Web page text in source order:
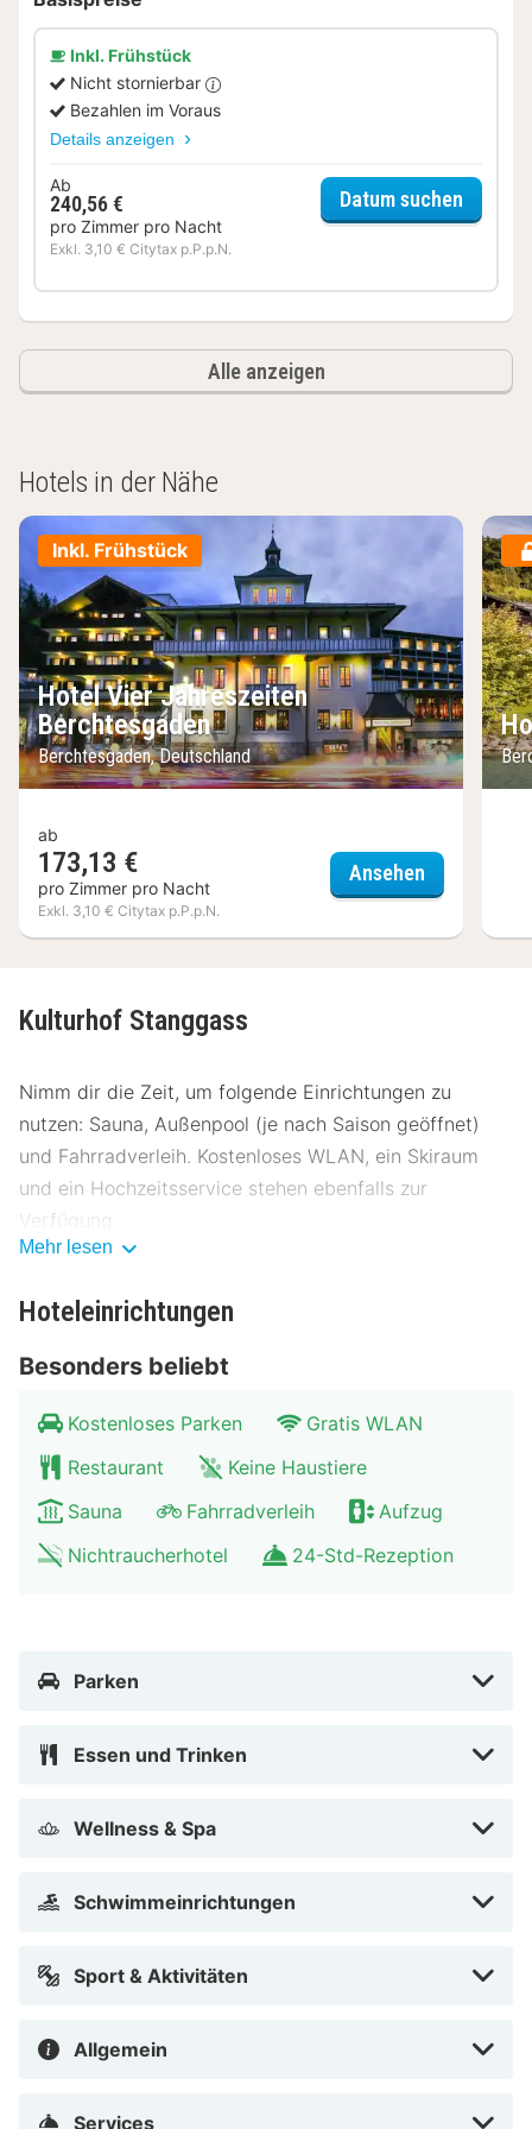
Inkl. Frühstück
Nicht stornierbar
Bezahlen im Voraus
Details anzeigen
Ab
240,56 €
pro Zimmer pro Nacht
Exkl. 3,10 € Citytax p.P.p.N.
Datum suchen
Alle anzeigen
Hotels in der Nähe
Inkl. Frühstück
Hotel Vier Jahreszeiten
Berchtesgaden
Berchtesgaden, Deutschland
ab
173,13 €
pro Zimmer pro Nacht
Exkl. 3,10 € Citytax p.P.p.N.
Ansehen
Kulturhof Stanggass
Nimm dir die Zeit, um folgende Einrichtungen zu
nutzen: Sauna, Außenpool (je nach Saison geöffnet)
und Fahrradverleih. Kostenloses WLAN, ein Skiraum
und ein Hochzeitsservice stehen ebenfalls zur
Verfügung.
einem der 2 Restaurants dieses Hotels. Lass deinen
inbegriffenes Frühstücksbuffet wird täglich von
Zum Angebot gehören mehrsprachiges Personal, eine
Gepäckaufbewahrung und ein Tresorfach an der
Rezeption. Vor Ort gibt es Folgendes: Parken ohne
Service (kostenlos).
und Duschen (separat) verfügen über
Austattung gehören Safes und Schreibtische; die
Entfernungen werden bis auf 0,1 Kilometer gerundet.
Weinfeldlift – 2,3 km Watzmann Therme – 2,4 km
Berchtesgaden – 3 km Götschen Ski-Center – 3,1 km
4,3 km Hotel Zum Turken – 6,4 km Jennerbahn – 6,6
km Wimbachklamm – 6,9 km Königssee – 7,4 km
Mehr lesen
Hoteleinrichtungen
Besonders beliebt
Kostenloses Parken
Gratis WLAN
Restaurant
Keine Haustiere
Sauna
Fahrradverleih
Aufzug
Nichtraucherhotel
24-Std-Rezeption
Parken
Essen und Trinken
Wellness & Spa
Schwimmeinrichtungen
Sport & Aktivitäten
Allgemein
Services